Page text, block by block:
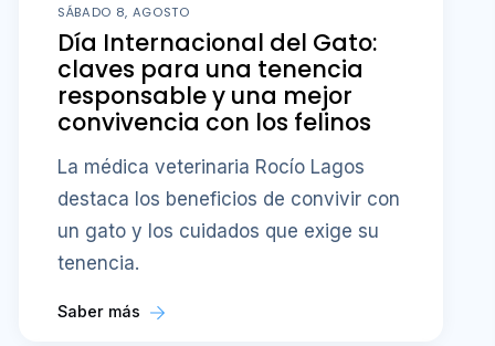
SÁBADO 8, AGOSTO
Día Internacional del Gato:
claves para una tenencia
responsable y una mejor
convivencia con los felinos
La médica veterinaria Rocío Lagos
destaca los beneficios de convivir con
un gato y los cuidados que exige su
tenencia.
Saber más